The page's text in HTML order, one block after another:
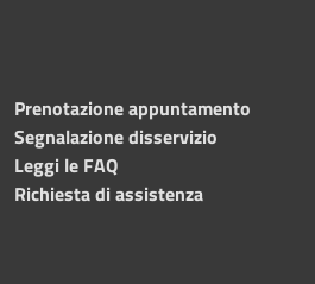
Prenotazione appuntamento
Segnalazione disservizio
Leggi le FAQ
Richiesta di assistenza